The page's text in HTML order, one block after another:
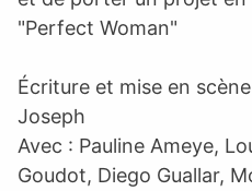
"Perfect Woman"
Écriture et mise en
Joseph
Avec : Pauline Ameye,
Goudot, Diego Guallar,